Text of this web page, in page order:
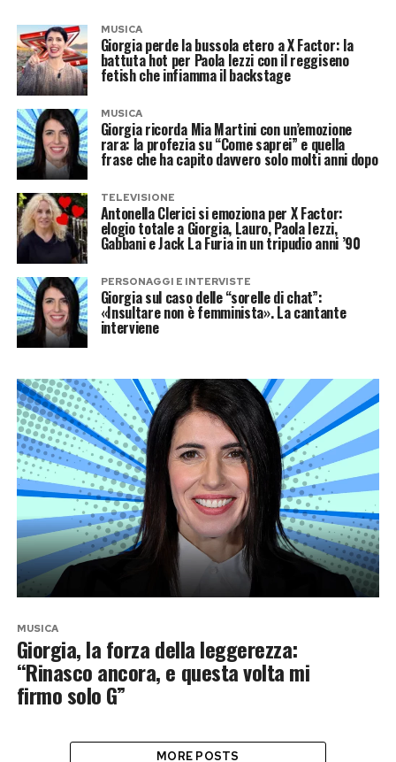
MUSICA
Giorgia perde la bussola etero a X Factor: la
battuta hot per Paola Iezzi con il reggiseno
fetish che infiamma il backstage
MUSICA
Giorgia ricorda Mia Martini con un’emozione
rara: la profezia su “Come saprei” e quella
frase che ha capito davvero solo molti anni dopo
TELEVISIONE
Antonella Clerici si emoziona per X Factor:
elogio totale a Giorgia, Lauro, Paola Iezzi,
Gabbani e Jack La Furia in un tripudio anni ’90
PERSONAGGI E INTERVISTE
Giorgia sul caso delle “sorelle di chat”:
«Insultare non è femminista». La cantante
interviene
MUSICA
Giorgia, la forza della leggerezza:
“Rinasco ancora, e questa volta mi
firmo solo G”
MORE POSTS